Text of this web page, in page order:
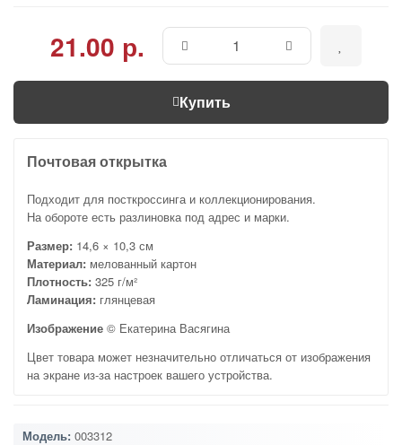
21.00 р.
Купить
Почтовая открытка
Подходит для посткроссинга и коллекционирования.
На обороте есть разлиновка под адрес и марки.
Размер: 14,6 × 10,3 см
Материал: мелованный картон
Плотность: 325 г/м²
Ламинация: глянцевая
Изображение © Екатерина Васягина
Цвет товара может незначительно отличаться от изображения
на экране из-за настроек вашего устройства.
Модель: 003312